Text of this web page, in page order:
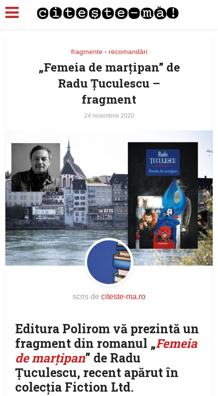
fragmente • recomandări
„Femeia de marțipan” de
Radu Țuculescu –
fragment
24 noiembrie 2020
scris de citeste-ma.ro
Editura Polirom vă prezintă un
fragment din romanul „Femeia
de marțipan” de Radu
Țuculescu, recent apărut în
colecţia Fiction Ltd.